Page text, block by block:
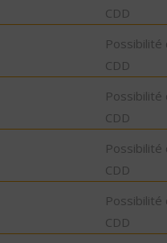
CDD
Possibilité
CDD
Possibilité
CDD
Possibilité
CDD
Possibilité
CDD